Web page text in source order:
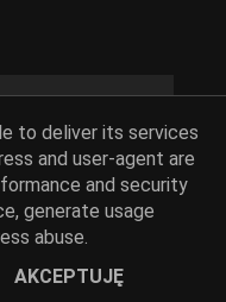
(370) barwniki
(35)
(146) ciasta (922)
(189)
to deliver its services
and user-agent are
and security
generate usage
abuse.
AKCEPTUJĘ